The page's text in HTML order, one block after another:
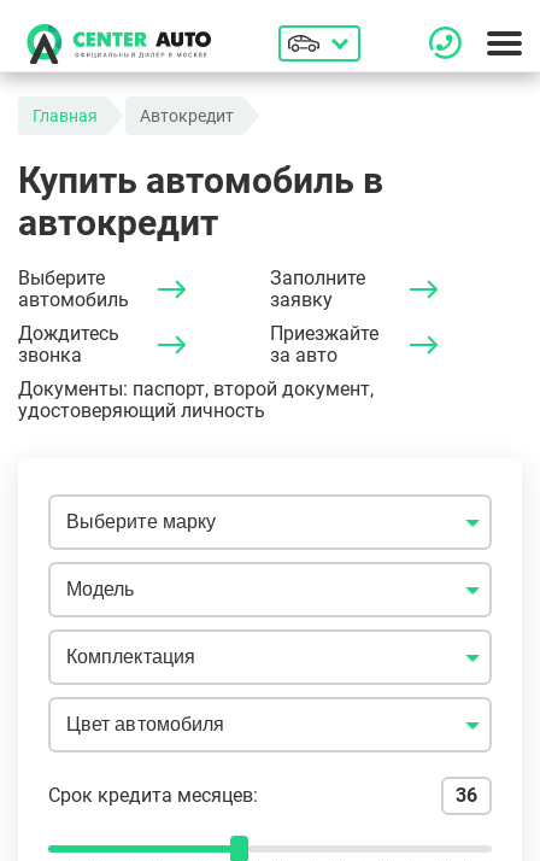
Главная Автокредит
Купить автомобиль в
автокредит
Выберите
автомобиль
Заполните
заявку
Дождитесь
звонка
Приезжайте
за авто
Документы: паспорт, второй документ,
удостоверяющий личность
Выберите марку
Модель
Комплектация
Цвет автомобиля
Срок кредита месяцев: 36